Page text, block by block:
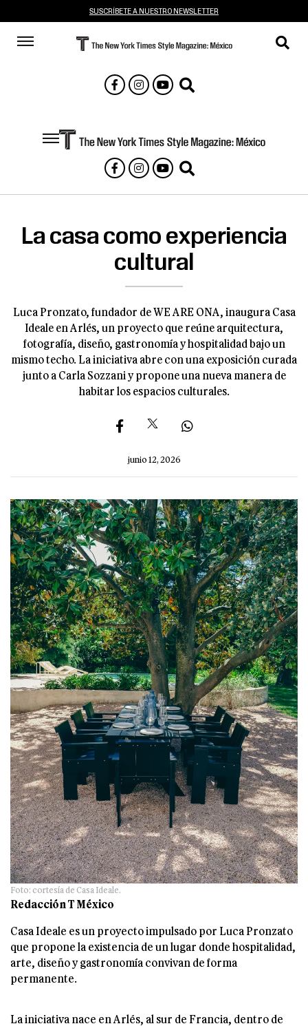
SUSCRÍBETE A NUESTRO NEWSLETTER
La casa como experiencia
cultural
Luca Pronzato, fundador de WE ARE ONA, inaugura Casa
Ideale en Arlés, un proyecto que reúne arquitectura,
fotografía, diseño, gastronomía y hospitalidad bajo un
mismo techo. La iniciativa abre con una exposición curada
junto a Carla Sozzani y propone una nueva manera de
habitar los espacios culturales.
junio 12, 2026
Foto: cortesía de Casa Ideale.
Redacción T México
Casa Ideale es un proyecto impulsado por Luca Pronzato
que propone la existencia de un lugar donde hospitalidad,
arte, diseño y gastronomía convivan de forma
permanente.
La iniciativa nace en Arlés, al sur de Francia, dentro de